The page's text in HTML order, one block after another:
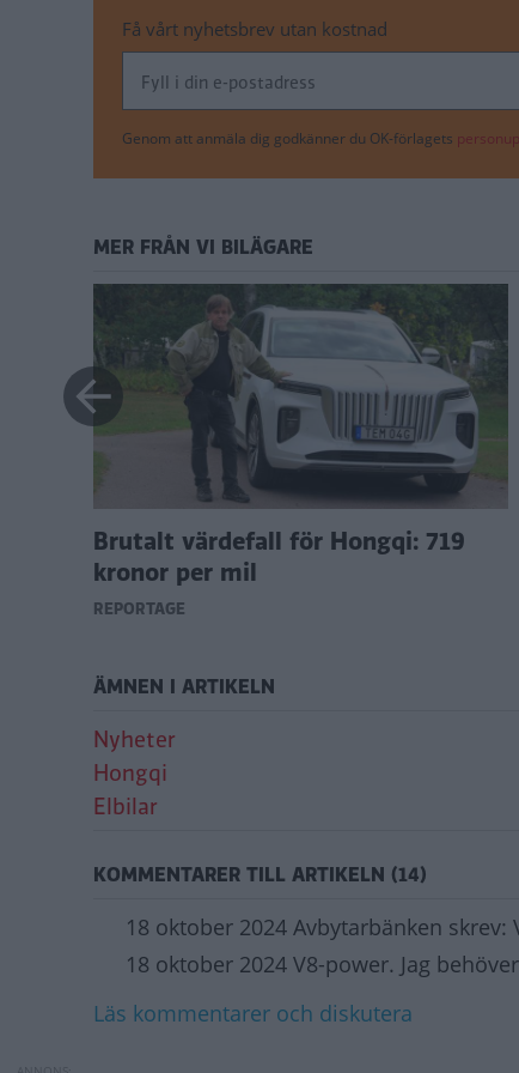
Få vårt nyhetsbrev utan kostnad
Genom att anmäla dig godkänner du OK-förlagets
MER FRÅN VI BILÄGARE
Brutalt värdefall för Hongqi: 719
kronor per mil
REPORTAGE
ÄMNEN I ARTIKELN
Nyheter
Hongqi
Elbilar
KOMMENTARER TILL ARTIKELN (14)
18 oktober 2024 Avbytarbänken skrev:
18 oktober 2024 V8-power. Jag
Läs kommentarer och diskutera